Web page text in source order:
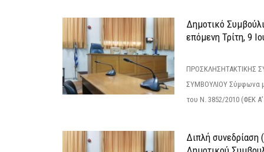
Δημοτικό
επόμενη Τρίτη, 9
ΠΡΟΣΚΛΗΣΗΤΑΚΤΙΚΗΣ
ΣΥΜΒΟΥΛΙΟΥ Σύμφωνα
του Ν. 3852/2010 (ΦΕΚ
Διπλή συνεδρίαση